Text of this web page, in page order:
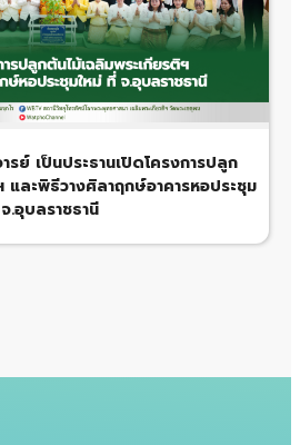
รย์ เป็นประธานเปิดโครงการปลูก
และพิธีวางศิลาฤกษ์อาคารหอประชุม
.อุบลราชธานี